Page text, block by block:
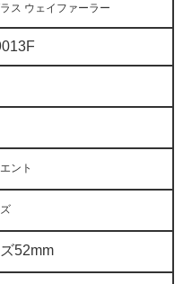
ス ウェイファーラー
ント
52mm